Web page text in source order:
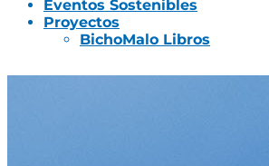
Eventos Sostenibles
Proyectos
BichoMalo Libros